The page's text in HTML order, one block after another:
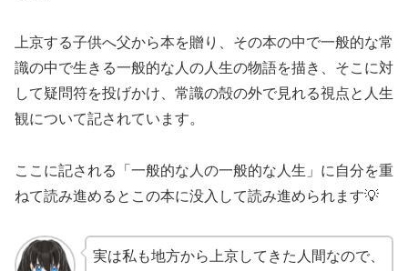
上京する子供へ父から本を贈り、その本の中で一般的な常
識の中で生きる一般的な人の人生の物語を描き、そこに対
して疑問符を投げかけ、常識の殻の外で見れる視点と人生
観について記されています。
ここに記される「一般的な人の一般的な人生」に自分を重
ねて読み進めるとこの本に没入して読み進められます💡
実は私も地方から上京してきた人間なので、